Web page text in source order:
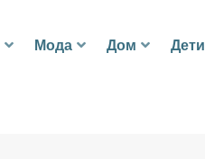
Мода Дом Дети